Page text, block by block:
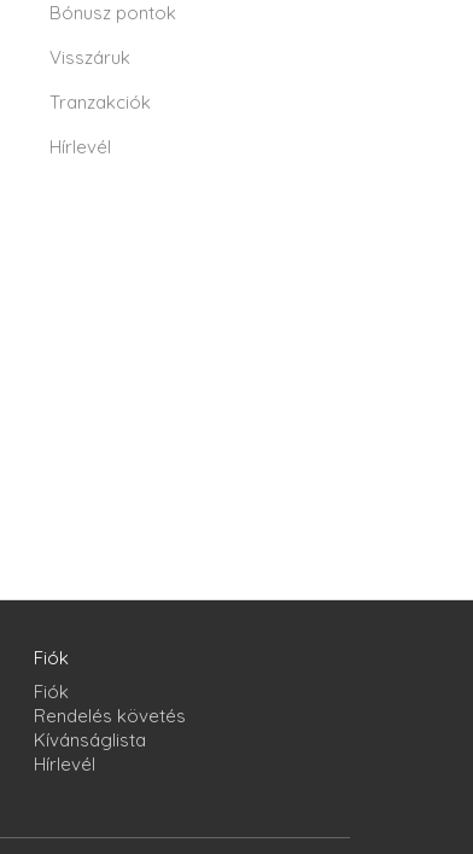
Bónusz pontok
Visszáruk
Tranzakciók
Hírlevél
Fiók
Fiók
Rendelés követés
Kívánságlista
Hírlevél